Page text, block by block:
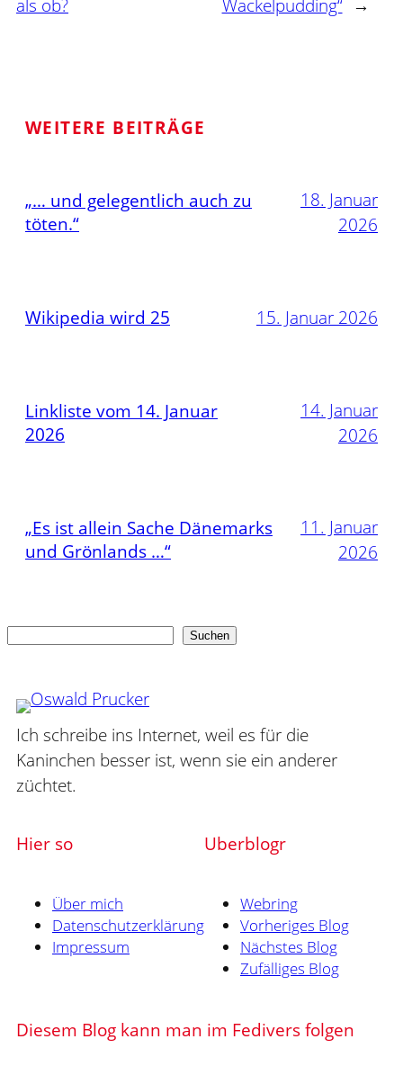
als ob?
Wackelpudding“ →
WEITERE BEITRÄGE
„… und gelegentlich auch zu
töten.“
18. Januar
2026
Wikipedia wird 25 15. Januar 2026
Linkliste vom 14. Januar
2026
14. Januar
2026
„Es ist allein Sache Dänemarks
und Grönlands …“
11. Januar
2026
Suchen Suchen
Ich schreibe ins Internet, weil es für die
Kaninchen besser ist, wenn sie ein anderer
züchtet.
Hier so
Über mich
Datenschutzerklärung
Impressum
Uberblogr
Webring
Vorheriges Blog
Nächstes Blog
Zufälliges Blog
Diesem Blog kann man im Fedivers folgen